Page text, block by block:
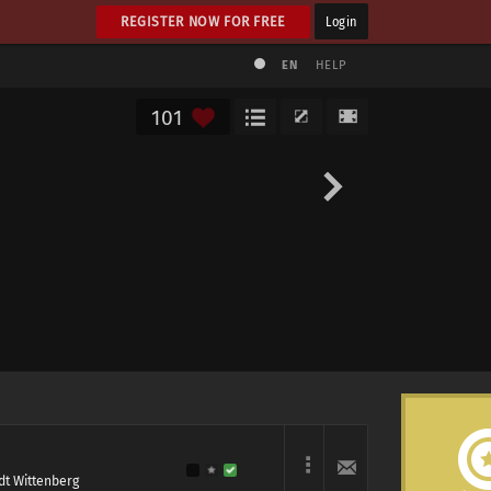
REGISTER NOW FOR FREE Login
EN HELP
101
Wittenberg